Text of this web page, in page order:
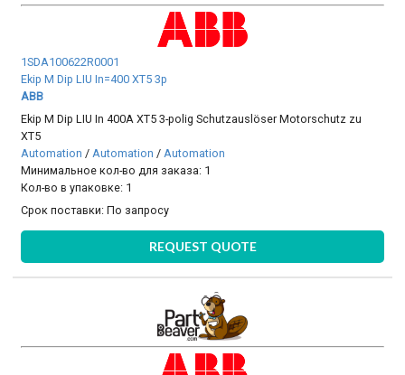
1SDA100622R0001
Ekip M Dip LIU In=400 XT5 3p
ABB
Ekip M Dip LIU In 400A XT5 3-polig Schutzauslöser Motorschutz zu
XT5
Automation /Automation /Automation
Минимальное кол-во для заказа: 1
Кол-во в упаковке: 1
Срок поставки:По запросу
REQUEST QUOTE